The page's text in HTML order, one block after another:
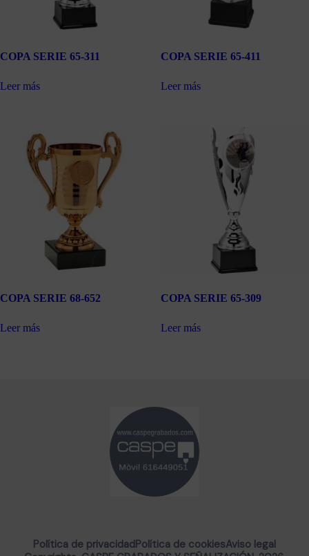
COPA SERIE 65-311
Leer más
COPA SERIE 65-411
Leer más
COPA SERIE 68-652
Leer más
COPA SERIE 65-309
Leer más
Política de privacidadPolítica de cookiesAviso legal